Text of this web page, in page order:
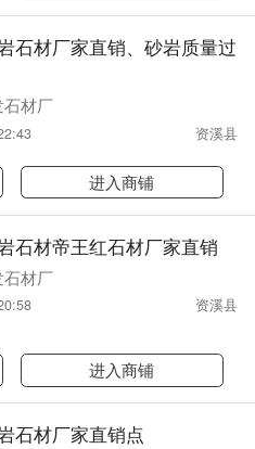
石材厂家直销、砂岩质量过
材厂
资溪县
进入商铺
石材帝王红石材厂家直销
材厂
资溪县
进入商铺
石材厂家直销点